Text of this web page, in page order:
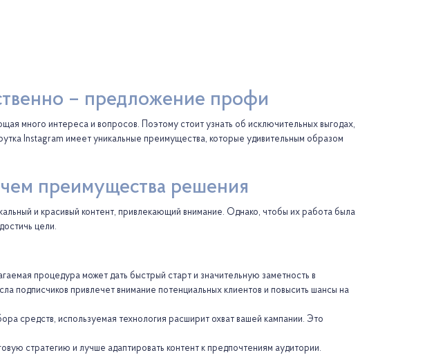
– предложение профи
много интереса и вопросов. Поэтому стоит узнать об исключительных выгодах,
Instagram имеет уникальные преимущества, которые удивительным образом
преимущества решения
и красивый контент, привлекающий внимание. Однако, чтобы их работа была
цели.
процедура может дать быстрый старт и значительную заметность в
подписчиков привлечет внимание потенциальных клиентов и повысить шансы на
средств, используемая технология расширит охват вашей кампании. Это
стратегию и лучше адаптировать контент к предпочтениям аудитории.